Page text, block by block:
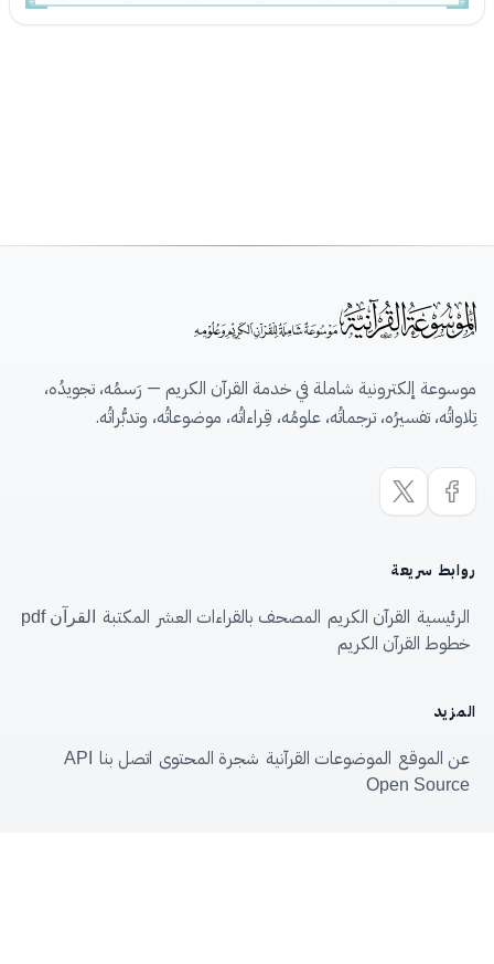
موسوعة إلكترونية شاملة في خدمة القرآن الكريم — رَسمُه، تجويدُه،
تِلاواتُه، تفسيرُه، ترجماتُه، علومُه، قِراءاتُه، موضوعاتُه، وتدبُّراتُه.
روابط سريعة
الرئيسية القرآن الكريم المصحف بالقراءات العشر المكتبة القرآن pdf
خطوط القرآن الكريم
المزيد
عن الموقع الموضوعات القرآنية شجرة المحتوى اتصل بنا
API
Open Source